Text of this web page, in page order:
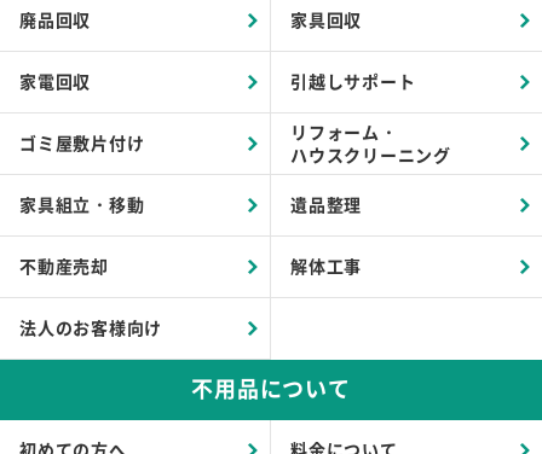
廃品回収 家具回収
家電回収 引越しサポート
ゴミ屋敷片付け
リフォーム・
ハウスクリーニング
家具組立・移動 遺品整理
不動産売却 解体工事
法人のお客様向け
不用品について